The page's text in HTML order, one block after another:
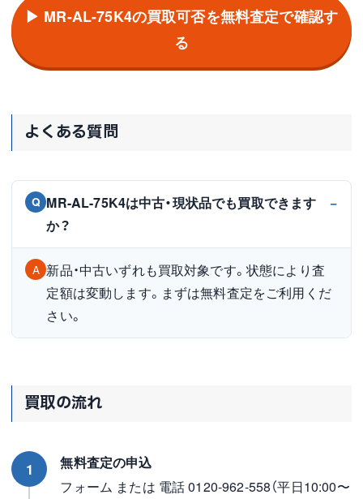
▶ MR-AL-75K4の買取可否を無料査定で確認す
る
よくある質問
Q MR-AL-75K4は中古・現状品でも買取できます
か？
A 新品・中古いずれも買取対象です。状態により査
定額は変動します。まずは無料査定をご利用くだ
さい。
買取の流れ
1
無料査定の申込
フォーム または 電話 0120-962-558（平日10:00〜